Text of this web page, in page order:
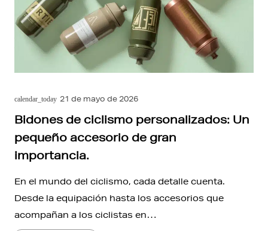
calendar_today 21 de mayo de 2026
Bidones de ciclismo personalizados: Un
pequeño accesorio de gran
importancia.
En el mundo del ciclismo, cada detalle cuenta.
Desde la equipación hasta los accesorios que
acompañan a los ciclistas en…